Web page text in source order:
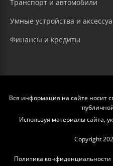
Транспорт и автомобили
Умные устройства и
Финансы и кредиты
Вся информация на сайте носит
Используя материалы сайта,
Copyright
Политика конфиденциальности